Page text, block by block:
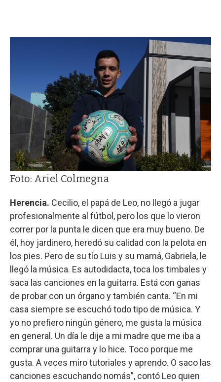
Foto: Ariel Colmegna
Herencia. Cecilio, el papá de Leo, no llegó a jugar
profesionalmente al fútbol, pero los que lo vieron
correr por la punta le dicen que era muy bueno. De
él, hoy jardinero, heredó su calidad con la pelota en
los pies. Pero de su tío Luis y su mamá, Gabriela, le
llegó la música. Es autodidacta, toca los timbales y
saca las canciones en la guitarra. Está con ganas
de probar con un órgano y también canta. “En mi
casa siempre se escuchó todo tipo de música. Y
yo no prefiero ningún género, me gusta la música
en general. Un día le dije a mi madre que me iba a
comprar una guitarra y lo hice. Toco porque me
gusta. A veces miro tutoriales y aprendo. O saco las
canciones escuchando nomás”, contó Leo quien